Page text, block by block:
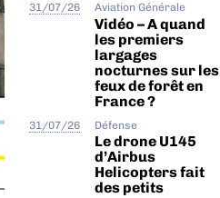
31/07/26 Aviation Générale
Vidéo – A quand
les premiers
largages
nocturnes sur les
feux de forêt en
France ?
31/07/26 Défense
Le drone U145
d’Airbus
Helicopters fait
des petits